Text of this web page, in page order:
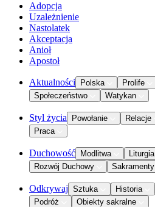
Adopcja
Uzależnienie
Nastolatek
Akceptacja
Anioł
Apostoł
Aktualności Polska Prolife
Społeczeństwo
Watykan
Styl życia Powołanie Relacje
Praca
Duchowość Modlitwa Liturgia
Rozwój Duchowy
Sakramenty
Odkrywaj Sztuka Historia
Podróż
Obiekty sakralne